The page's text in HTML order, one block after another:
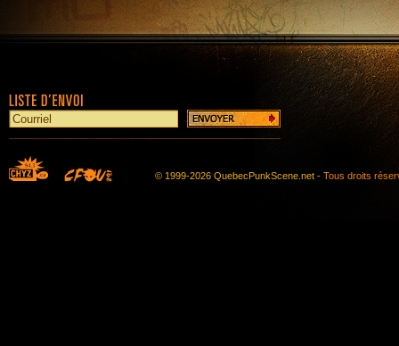
© 1999-2026 QuebecPunkScene.net - Tous droits